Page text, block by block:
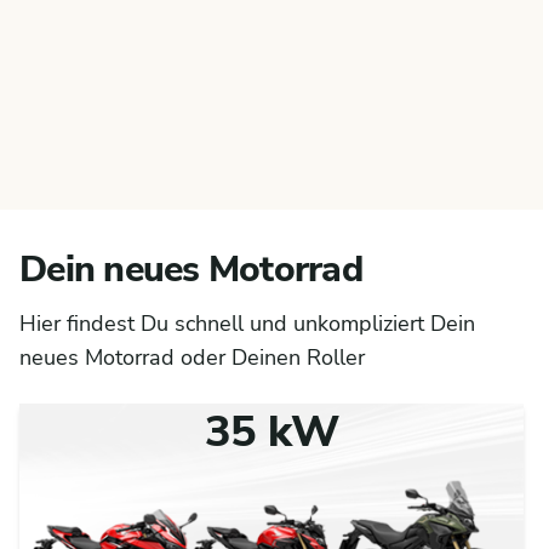
Dein neues Motorrad
Hier findest Du schnell und unkompliziert Dein
neues Motorrad oder Deinen Roller
35 kW